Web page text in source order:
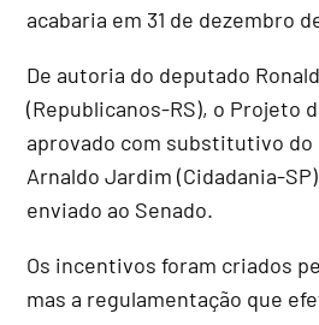
acabaria em 31 de dezembro
De autoria do deputado
(Republicanos-RS), o Projeto
aprovado com substitutivo do
Arnaldo Jardim (Cidadania-
enviado ao Senado.
Os incentivos foram criados
mas a regulamentação que